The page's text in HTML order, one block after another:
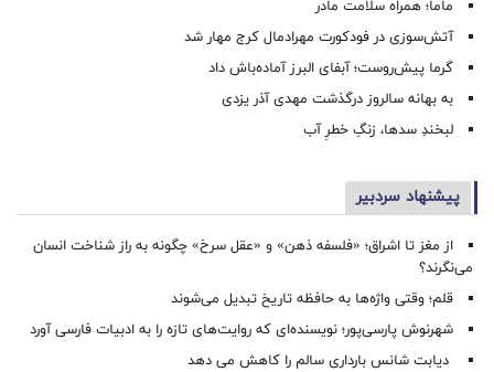
ماما؛ همراه سلامت مادر
آتش‌سوزی در فودکورت مهرادمال کرج مهار شد
گرما پیش‌روست؛ آبفای البرز آماده‌باش داد
به بهانه سالروز درگذشت مهدی آذر یزدی
لبخندِ سدها، زنگِ خطرِ آب
پیشنهاد سردبیر
از مغز تا اشراق؛ «فلسفه ذهن» و «عقل سرخ» چگونه به راز شناخت انسان
می‌نگرند؟
قلم؛ وقتی واژه‌ها به حافظه تاریخ تبدیل می‌شوند
شهرنوش پارسی‌پور؛ نویسنده‌ای که روایت‌های تازه را به ادبیات فارسی آورد
دیابت شانس بارداری سالم را کاهش می دهد